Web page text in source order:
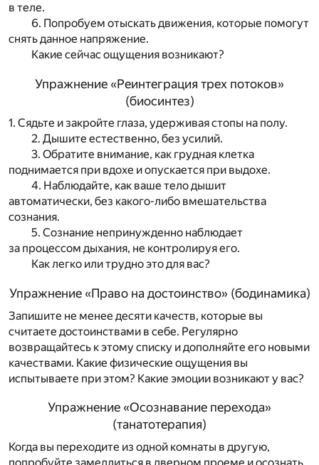
в теле.
6. Попробуем отыскать движения, которые помогут
снять данное напряжение.
Какие сейчас ощущения возникают?
Упражнение «Реинтеграция трех потоков»
(биосинтез)
1. Сядьте и закройте глаза, удерживая стопы на полу.
2. Дышите естественно, без усилий.
3. Обратите внимание, как грудная клетка
поднимается при вдохе и опускается при выдохе.
4. Наблюдайте, как ваше тело дышит
автоматически, без какого-либо вмешательства
сознания.
5. Сознание непринужденно наблюдает
за процессом дыхания, не контролируя его.
Как легко или трудно это для вас?
Упражнение «Право на достоинство» (бодинамика)
Запишите не менее десяти качеств, которые вы
считаете достоинствами в себе. Регулярно
возвращайтесь к этому списку и дополняйте его новыми
качествами. Какие физические ощущения вы
испытываете при этом? Какие эмоции возникают у вас?
Упражнение «Осознавание перехода»
(танатотерапия)
Когда вы переходите из одной комнаты в другую,